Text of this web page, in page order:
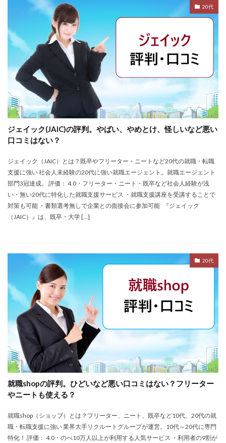
20代
ジェイック(JAIC)の評判。やばい、やめとけ、怪しいなど悪い
口コミはない？
ジェイック（JAIC）とは？既卒やフリーター・ニートなど20代の就職・転職
支援に強い 社会人未経験の20代に強い就職エージェント。就職エージェント
部門3冠達成。 評価： 4.0・フリーター・ニート・既卒など社会人経験が浅
い・無い20代に特化した就職支援サービス ・就職支援講座を受講することで
対策も可能 ・書類選考無しで企業との面接会に参加可能 『ジェイック
（JAIC）』は、既卒・大学 […]
20代
就職shopの評判。ひどいなど悪い口コミはない？フリーター
やニートも使える？
就職shop（ショップ）とは？フリーター、ニート、既卒など10代、20代の就
職・転職支援に強い 業界大手リクルートグループが運営。10代～20代に専門
特化！ 評価： 4.0・のべ10万人以上が利用する人気サービス ・利用者の9割が
スタートアップ
トラブル
お仕事ラボ
エンマン ニート
PHARMASTAFF
CE DYM就職 IT業界
JAIC
LITALICO仕事ナビ
ME
エンジニア
PTOPSTワーカー
PTOT人材バンク
Re就活 RT
Simple株式会社
ST
インクル エージェント
エイチエ
エグゼクティブ
エニーキャリア株式会社
ナース人材バンク
ネルサポート
募集
介護福祉士
わたしNEXT
一覧 中退
人材紹介
介護ワーカー
介護福祉 介護職
リシュウカツ
仕事
仕事探し 体育会 体調不良
体験談
作業療法士
保育士
ハイクラス
バイリンガル
ハタラクティブ
ビルメンテナンス
ビル設備管理技能士
ファーネットキャリア
ファーマキャリア
ファルマスタッフ
ブラック企業
フリーター
マイナビコメディカル
マイナビジョブ20's
マイナビパートナーズ紹介
マイナビ介護職
ミドルベンチャー
ミラクス介護
メガベンチャー
メドフィット
やばい
やばい会社
ランキング
顔を見るのも嫌
検索